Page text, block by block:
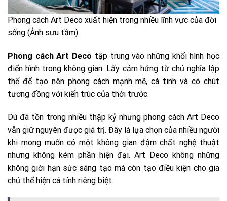
Phong cách Art Deco xuất hiện trong nhiều lĩnh vực của đời
sống (Ảnh sưu tầm)
Phong cách Art Deco tập trung vào những khối hình học
điển hình trong không gian. Lấy cảm hứng từ chủ nghĩa lập
thể để tạo nên phong cách mạnh mẽ, cá tinh và có chút
tương đồng với kiến trúc của thời trước.
Dù đã tồn trong nhiều thập kỷ nhưng phong cách Art Deco
vẫn giữ nguyên được giá trị. Đây là lựa chọn của nhiều người
khi mong muốn có một không gian đậm chất nghệ thuật
nhưng không kém phần hiện đại. Art Deco không những
không giới hạn sức sáng tạo mà còn tạo điều kiện cho gia
chủ thể hiện cá tính riêng biệt.